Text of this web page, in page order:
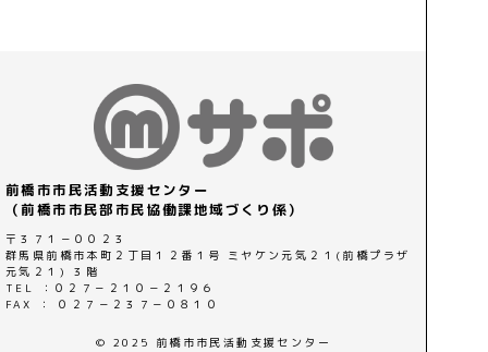
前橋市市民活動支援センター
（前橋市市民部市民協働課地域づくり係）
〒３７１－００２３
群馬県前橋市本町２丁目１２番１号 ミヤケン元気２１(前橋プラザ
元気２１) ３階
TEL ：０２７－２１０－２１９６
FAX ： ０２７－２３７－０８１０
© 2025 前橋市市民活動支援センター